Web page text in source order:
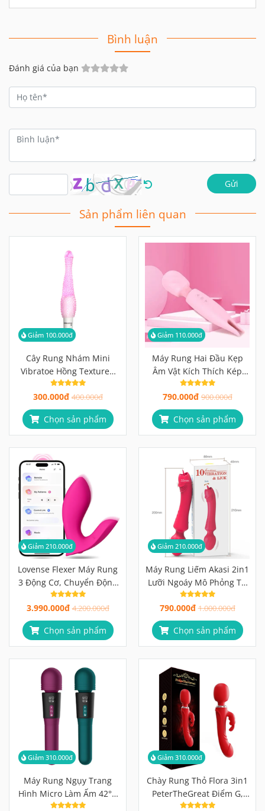
Bình luận
Đánh giá của bạn
Gửi
Sản phẩm liên quan
Giảm 100.000đ
Cây Rung Nhám Mini
Vibratoe Hồng Textured
Bullet Vibrator
300.000đ 400.000đ
Chọn sản phẩm
Giảm 110.000đ
Máy Rung Hai Đầu Kẹp
Âm Vật Kích Thích Kép
Điểm G & Âm Vật Cùng
Lúc
790.000đ 900.000đ
Chọn sản phẩm
Giảm 210.000đ
Lovense Flexer Máy Rung
3 Động Cơ, Chuyển Động
Mô Phỏng Ngón Tay Đồng
Hành Cặp Đôi Mọi Khoảng
Cách
3.990.000đ 4.200.000đ
Chọn sản phẩm
Giảm 210.000đ
Máy Rung Liếm Akasi 2in1
Lưỡi Ngoáy Mô Phỏng Tự
Nhiên Đầu Rung, 10 Chế
Độ
790.000đ 1.000.000đ
Chọn sản phẩm
Giảm 310.000đ
Máy Rung Ngụy Trang
Hình Micro Làm Ấm 42°C
Kín Đáo, 12 Chế Độ, 2
Giảm 310.000đ
Chày Rung Thỏ Flora 3in1
PeterTheGreat Điểm G,
Âm Vật & Núm Vú Cùng